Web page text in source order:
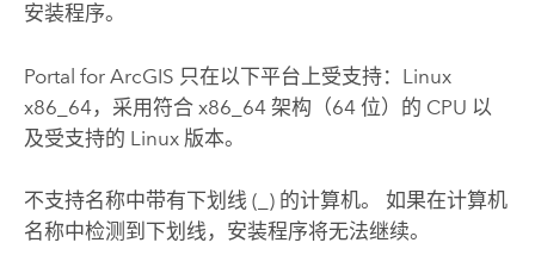
安装程序。
Portal for ArcGIS 只在以下平台上受支持： Linux
x86_64，采用符合 x86_64 架构（64 位）的 CPU 以
及受支持的 Linux版本。
不支持名称中带有下划线 (_) 的计算机。 如果在计算机
名称中检测到下划线，安装程序将无法继续。